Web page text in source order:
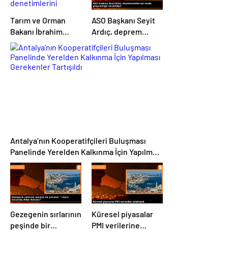
Tarım ve Orman
Bakanı İbrahim
Yumaklı, Ramazan
denetimlerini
sıklaştırdıklarını
ASO Başkanı Seyit
Ardıç, deprem
bölgesindeki kadın
girişimcilerin
Antalya’nın Kooperatifçileri Buluşması
Panelinde Yerelden Kalkınma İçin Yapılması
Gerekenler Tartışıldı
Gezegenin sırlarının
peşinde bir
Küresel piyasalar
PMI verilerine